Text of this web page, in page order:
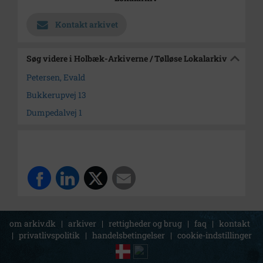
Kontakt arkivet
Søg videre i Holbæk-Arkiverne / Tølløse Lokalarkiv
Petersen, Evald
Bukkerupvej 13
Dumpedalvej 1
om arkiv.dk | arkiver | rettigheder og brug | faq | kontakt
| privatlivspolitik | handelsbetingelser | cookie-indstillinger